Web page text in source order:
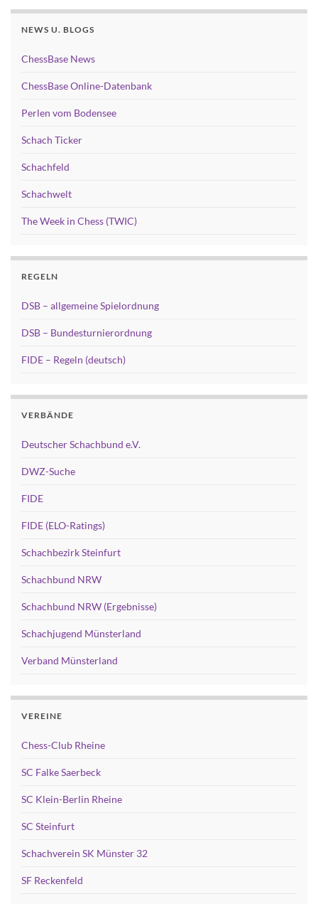
NEWS U. BLOGS
ChessBase News
ChessBase Online-Datenbank
Perlen vom Bodensee
Schach Ticker
Schachfeld
Schachwelt
The Week in Chess (TWIC)
REGELN
DSB – allgemeine Spielordnung
DSB – Bundesturnierordnung
FIDE – Regeln (deutsch)
VERBÄNDE
Deutscher Schachbund e.V.
DWZ-Suche
FIDE
FIDE (ELO-Ratings)
Schachbezirk Steinfurt
Schachbund NRW
Schachbund NRW (Ergebnisse)
Schachjugend Münsterland
Verband Münsterland
VEREINE
Chess-Club Rheine
SC Falke Saerbeck
SC Klein-Berlin Rheine
SC Steinfurt
Schachverein SK Münster 32
SF Reckenfeld